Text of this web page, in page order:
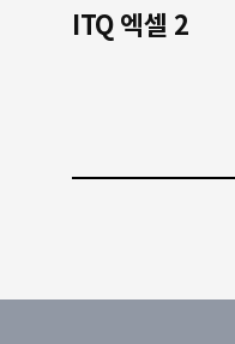
ITQ 엑셀 2